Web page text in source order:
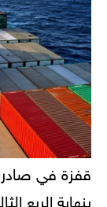
بنهاية الربع